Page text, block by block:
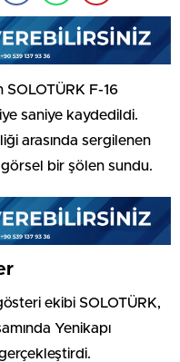
SOLOTÜRK F-16
saniye kaydedildi.
arasında sergilenen
bir şölen sundu.
ekibi SOLOTÜRK,
Yenikapı